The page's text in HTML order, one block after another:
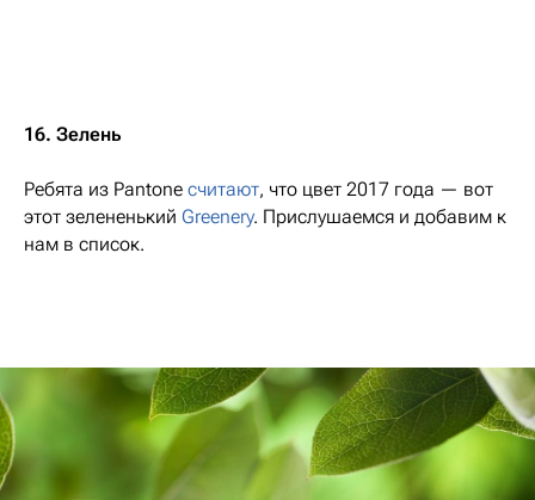
16. Зелень
Ребята из Pantone считают, что цвет 2017 года — вот
этот зелененький Greenery. Прислушаемся и добавим к
нам в список.